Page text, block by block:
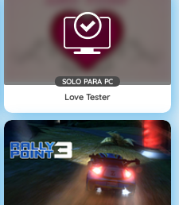
SOLO PARA PC
Love Tester